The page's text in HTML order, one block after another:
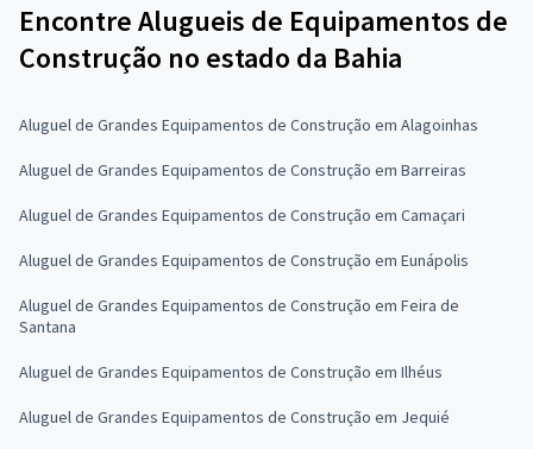
Encontre Alugueis de Equipamentos de
Construção no estado da Bahia
Aluguel de Grandes Equipamentos de Construção em Alagoinhas
Aluguel de Grandes Equipamentos de Construção em Barreiras
Aluguel de Grandes Equipamentos de Construção em Camaçari
Aluguel de Grandes Equipamentos de Construção em Eunápolis
Aluguel de Grandes Equipamentos de Construção em Feira de
Santana
Aluguel de Grandes Equipamentos de Construção em Ilhéus
Aluguel de Grandes Equipamentos de Construção em Jequié